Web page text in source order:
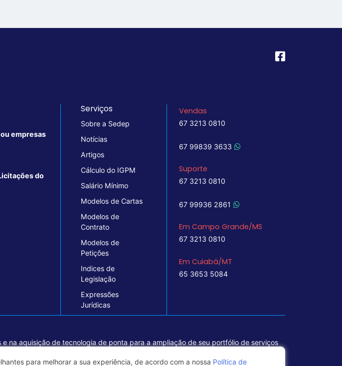
empresas
do
Serviços
Sobre a Sedep
Notícias
Artigos
Cálculo do IGPM
Salário Mínimo
Modelos de Cartas
Modelos de
Contrato
Modelos de
Petições
Indices de
Legislação
Expressões
Jurídicas
Vendas
67 3213 0810
67 99839 3633
Suporte
67 3213 0810
67 99936 2861
Em Campo Grande/MS
67 3213 0810
Em Cuiabá/MT
65 3653 5084
na aquisição de tecnologia de ponta para a ampliação de seu portfólio de serviços
empresariais.
para melhorar a sua experiência, de acordo com a nossa Política de